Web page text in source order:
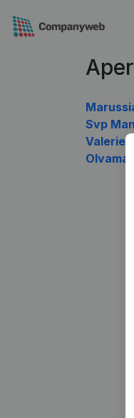
Svp
Valerie
Olvama